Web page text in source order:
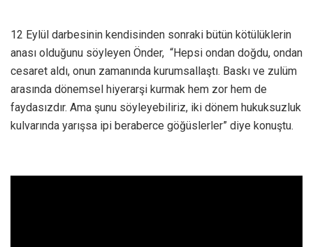
12 Eylül darbesinin kendisinden sonraki bütün kötülüklerin
anası olduğunu söyleyen Önder, “Hepsi ondan doğdu, ondan
cesaret aldı, onun zamanında kurumsallaştı. Baskı ve zulüm
arasında dönemsel hiyerarşi kurmak hem zor hem de
faydasızdır. Ama şunu söyleyebiliriz, iki dönem hukuksuzluk
kulvarında yarışsa ipi beraberce göğüslerler” diye konuştu.